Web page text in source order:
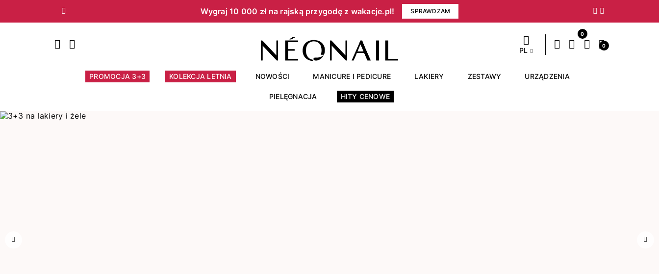
Wygraj 10 000 zł na rajską przygodę z wakacje.pl!​ SPRAWDZAM
Poprzedni Następny
PL
0
0
PROMOCJA 3+3 KOLEKCJA LETNIA NOWOŚCI MANICURE I PEDICURE LAKIERY ZESTAWY URZĄDZENIA
PIELĘGNACJA HITY CENOWE